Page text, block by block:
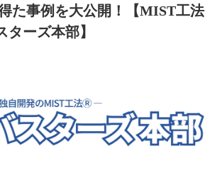
た事例を大公開！【MIST工法
ターズ本部】